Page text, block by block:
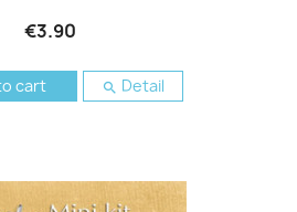
€3.90
cart  Detail